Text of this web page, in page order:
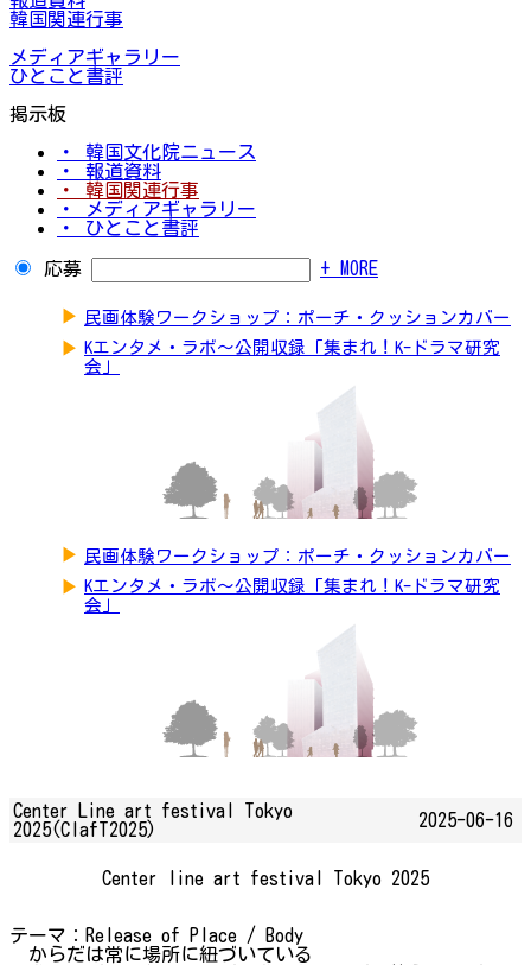
韓国関連行事
メディアギャラリー
ひとこと書評
掲示板
・ 韓国文化院ニュース
・ 報道資料
・ 韓国関連行事
・ メディアギャラリー
・ ひとこと書評
応募 + MORE
▶ 民画体験ワークショップ：ポーチ・クッションカバー
▶ Kエンタメ・ラボ～公開収録「集まれ！K-ドラマ研究
会」
▶ 民画体験ワークショップ：ポーチ・クッションカバー
▶ Kエンタメ・ラボ～公開収録「集まれ！K-ドラマ研究
会」
Center Line art festival Tokyo
2025(ClafT2025)
2025-06-16
Center line art festival Tokyo 2025
テーマ：Release of Place / Body
からだは常に場所に紐づいている